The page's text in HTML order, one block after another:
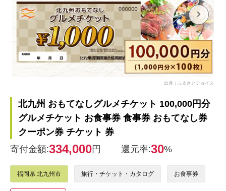
出典：ふるさとチョイス
北九州 おもてなしグルメチケット 100,000円分
グルメチケット お食事券 食事券 おもてなし券
クーポン券 チケット 券
寄付金額:334,000円 還元率:30%
福岡県 北九州市 旅行・チケット・カタログ お食事券